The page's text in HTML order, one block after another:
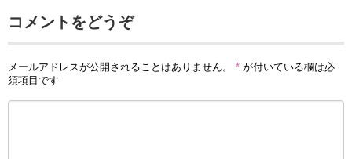
コメントをどうぞ
メールアドレスが公開されることはありません。 * が付いている欄は必
須項目です